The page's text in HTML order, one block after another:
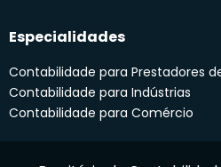
Especialidades
Contabilidade para Prestadores
Contabilidade para Indústrias
Contabilidade para Comércio